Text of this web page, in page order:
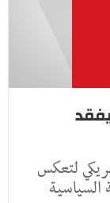
لتعكس
السياسية